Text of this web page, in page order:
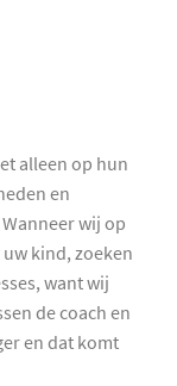
alleen op hun
en
wij op
kind, zoeken
want wij
de coach en
en dat komt